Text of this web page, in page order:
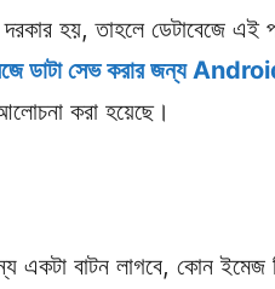
হয়, তাহলে ডেটাবেজে এই
ডাটা সেভ করার জন্য
করা হয়েছে।
বাটন লাগবে, কোন ইমেজ